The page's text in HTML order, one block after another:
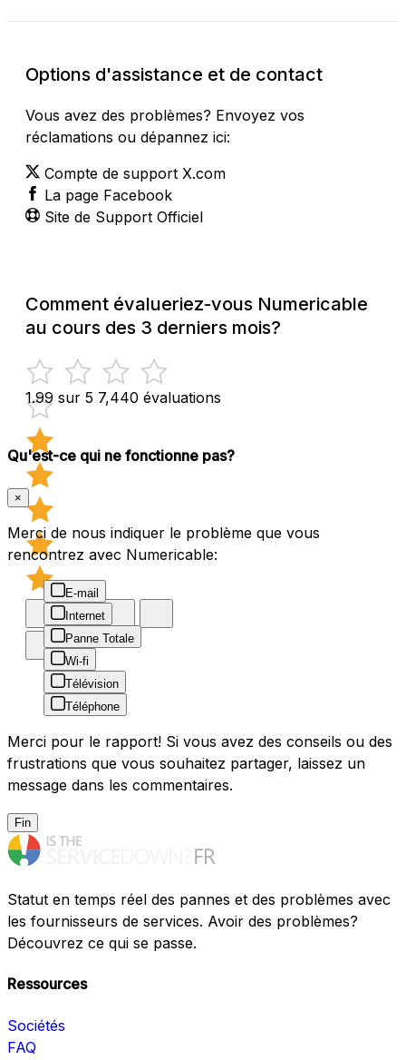
Options d'assistance et de contact
Vous avez des problèmes? Envoyez vos
réclamations ou dépannez ici:
Compte de support X.com
La page Facebook
Site de Support Officiel
Comment évalueriez-vous Numericable
au cours des 3 derniers mois?
1.99 sur 5 7,440 évaluations
Qu'est-ce qui ne fonctionne pas?
×
Merci de nous indiquer le problème que vous
rencontrez avec Numericable:
E-mail
Internet
Panne Totale
Wi-fi
Télévision
Téléphone
Merci pour le rapport! Si vous avez des conseils ou des
frustrations que vous souhaitez partager, laissez un
message dans les commentaires.
Fin
Statut en temps réel des pannes et des problèmes avec
les fournisseurs de services. Avoir des problèmes?
Découvrez ce qui se passe.
Ressources
Sociétés
FAQ